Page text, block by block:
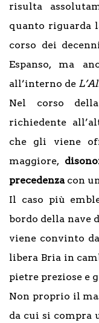
risulta
quanto riguarda
corso dei
Espanso, ma
all’interno de
Nel corso
richiedente
che gli viene
maggiore,
precedenzacon
Il caso più
bordo della nave
viene convinto
libera Bria in
pietre preziose e
Non proprio il
da cui si compra